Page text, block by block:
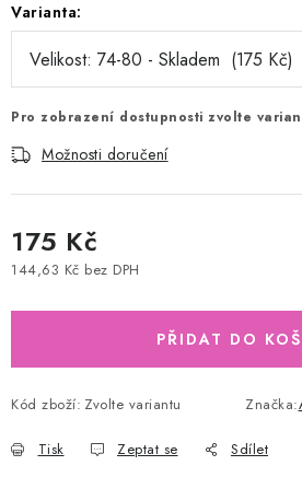
Varianta:
Pro zobrazení dostupnosti zvolte
Možnosti doručení
175 Kč
144,63 Kč bez DPH
PŘIDAT DO
Kód zboží: Zvolte variantu Značka:
Tisk Zeptat se Sdílet